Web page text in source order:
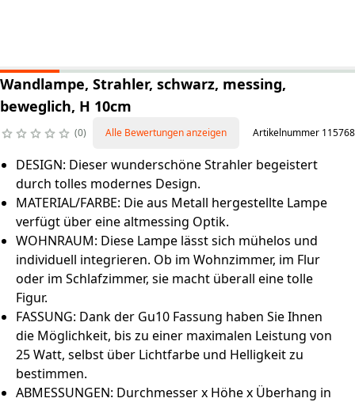
Wandlampe, Strahler, schwarz, messing,
beweglich, H 10cm
0 Alle Bewertungen anzeigen Artikelnummer 115768
DESIGN: Dieser wunderschöne Strahler begeistert
durch tolles modernes Design.
MATERIAL/FARBE: Die aus Metall hergestellte Lampe
verfügt über eine altmessing Optik.
WOHNRAUM: Diese Lampe lässt sich mühelos und
individuell integrieren. Ob im Wohnzimmer, im Flur
oder im Schlafzimmer, sie macht überall eine tolle
Figur.
FASSUNG: Dank der Gu10 Fassung haben Sie Ihnen
die Möglichkeit, bis zu einer maximalen Leistung von
25 Watt, selbst über Lichtfarbe und Helligkeit zu
bestimmen.
ABMESSUNGEN: Durchmesser x Höhe x Überhang in